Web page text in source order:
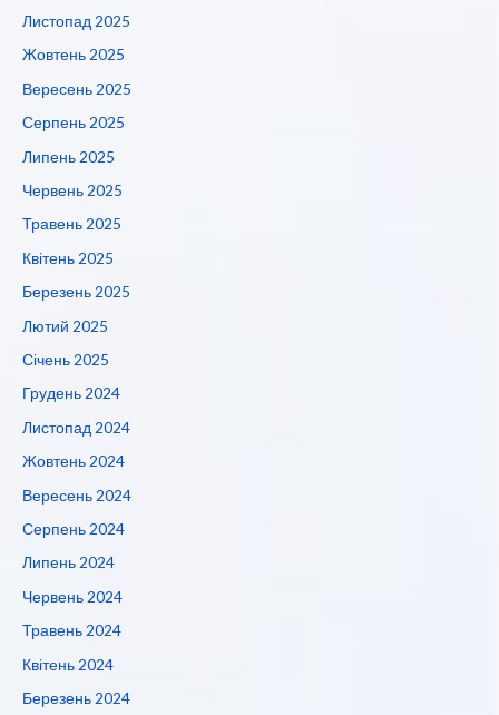
Листопад 2025
Жовтень 2025
Вересень 2025
Серпень 2025
Липень 2025
Червень 2025
Травень 2025
Квітень 2025
Березень 2025
Лютий 2025
Січень 2025
Грудень 2024
Листопад 2024
Жовтень 2024
Вересень 2024
Серпень 2024
Липень 2024
Червень 2024
Травень 2024
Квітень 2024
Березень 2024